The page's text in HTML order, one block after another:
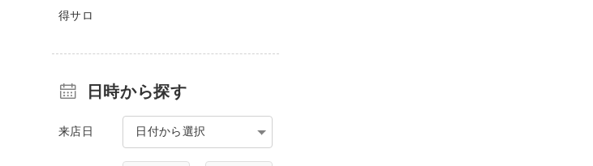
得サロ
日時から探す
来店日 日付から選択